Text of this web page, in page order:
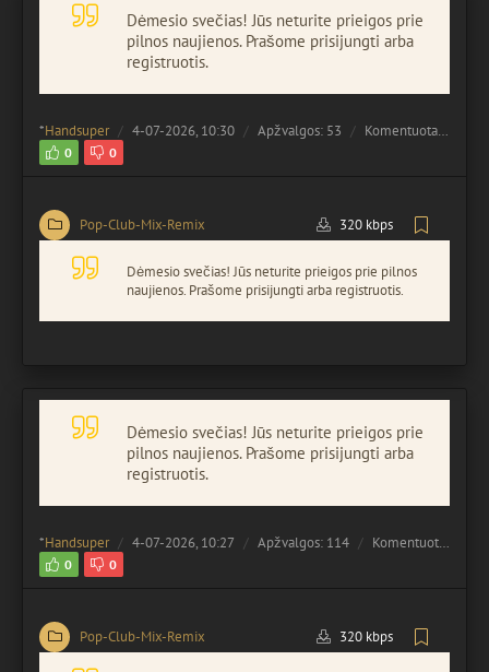
Dėmesio svečias! Jūs neturite prieigos prie
pilnos naujienos. Prašome prisijungti arba
registruotis.
*Handsuper 4-07-2026, 10:30 Apžvalgos: 53 Komentuota: 0
0 0
Pop-Club-Mix-Remix 320 kbps
Dėmesio svečias! Jūs neturite prieigos prie pilnos
naujienos. Prašome prisijungti arba registruotis.
Dėmesio svečias! Jūs neturite prieigos prie
pilnos naujienos. Prašome prisijungti arba
registruotis.
*Handsuper 4-07-2026, 10:27 Apžvalgos: 114 Komentuota:
0 0
Pop-Club-Mix-Remix 320 kbps